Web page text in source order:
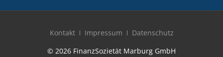
Kontakt Impressum
Datenschutz
© 2026 FinanzSozietät Marburg GmbH